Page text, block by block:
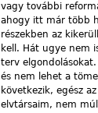
vagy további
ahogy itt már több
részekben az
kell. Hát ugye nem
terv
és nem lehet a
következik, egész
elvtársaim, nem